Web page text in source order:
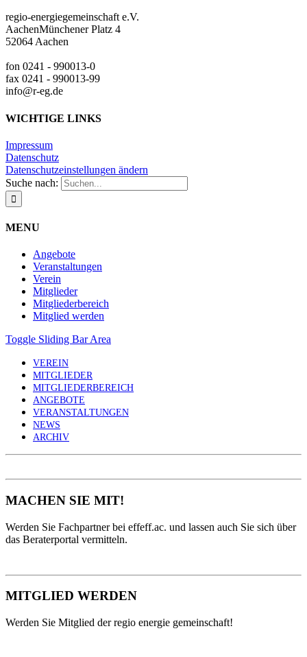
regio-energiegemeinschaft e.V.
AachenMünchener Platz 4
52064 Aachen
fon 0241 - 990013-0
fax 0241 - 990013-99
info@r-eg.de
WICHTIGE LINKS
Impressum
Datenschutz
Datenschutzeinstellungen ändern
Suche nach:
MENU
Angebote
Veranstaltungen
Verein
Mitglieder
Mitgliederbereich
Mitglied werden
Toggle Sliding Bar Area
VEREIN
MITGLIEDER
MITGLIEDERBEREICH
ANGEBOTE
VERANSTALTUNGEN
NEWS
ARCHIV
MACHEN SIE MIT!
Werden Sie Fachpartner bei effeff.ac. und lassen auch Sie sich über
das Beraterportal vermitteln.
MITGLIED WERDEN
Werden Sie Mitglied der regio energie gemeinschaft!